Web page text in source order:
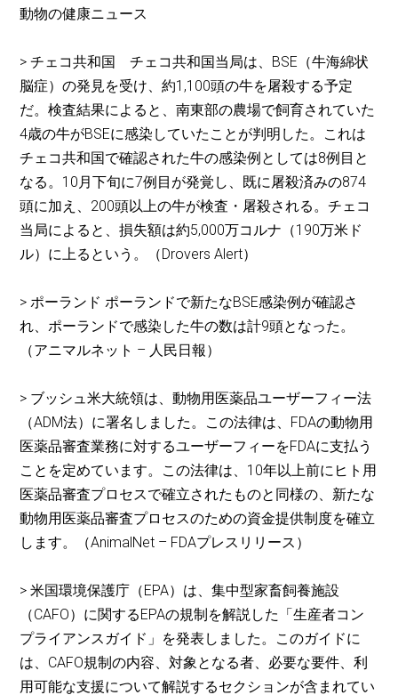
動物の健康ニュース
> チェコ共和国 チェコ共和国当局は、BSE（牛海綿状
脳症）の発見を受け、約1,100頭の牛を屠殺する予定
だ。検査結果によると、南東部の農場で飼育されていた
4歳の牛がBSEに感染していたことが判明した。これは
チェコ共和国で確認された牛の感染例としては8例目と
なる。10月下旬に7例目が発覚し、既に屠殺済みの874
頭に加え、200頭以上の牛が検査・屠殺される。チェコ
当局によると、損失額は約5,000万コルナ（190万米ド
ル）に上るという。（Drovers Alert）
> ポーランド ポーランドで新たなBSE感染例が確認さ
れ、ポーランドで感染した牛の数は計9頭となった。
（アニマルネット – 人民日報）
> ブッシュ米大統領は、動物用医薬品ユーザーフィー法
（ADM法）に署名しました。この法律は、FDAの動物用
医薬品審査業務に対するユーザーフィーをFDAに支払う
ことを定めています。この法律は、10年以上前にヒト用
医薬品審査プロセスで確立されたものと同様の、新たな
動物用医薬品審査プロセスのための資金提供制度を確立
します。（AnimalNet – FDAプレスリリース）
> 米国環境保護庁（EPA）は、集中型家畜飼養施設
（CAFO）に関するEPAの規制を解説した「生産者コン
プライアンスガイド」を発表しました。このガイドに
は、CAFO規制の内容、対象となる者、必要な要件、利
用可能な支援について解説するセクションが含まれてい